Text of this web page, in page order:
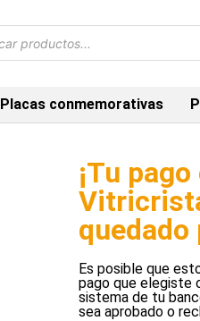
Placas conmemorativas
¡Tu pago
quedado
Es posible que
pago que elegiste
sistema de tu
sea aprobado o